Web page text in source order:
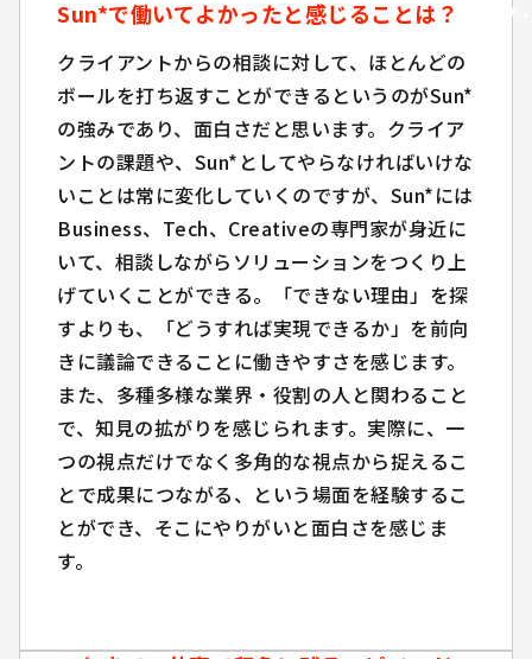
Sun*で働いてよかったと感じることは？
クライアントからの相談に対して、ほとんどの
ボールを打ち返すことができるというのがSun
*の強みであり、面白さだと思います。クライ
アントの課題や、Sun*としてやらなければいけ
ないことは常に変化していくのですが、Sun*
にはBusiness、Tech、Creativeの専門家が身
近にいて、相談しながらソリューションをつく
り上げていくことができる。「できない理由」
を探すよりも、「どうすれば実現できるか」を
前向きに議論できることに働きやすさを感じま
す。
また、多種多様な業界・役割の人と関わること
で、知見の拡がりを感じられます。実際に、一
つの視点だけでなく多角的な視点から捉えるこ
とで成果につながる、という場面を経験するこ
とができ、そこにやりがいと面白さを感じま
Sun*で働いてよかったと感じることは？
クライアントからの相談に対して、ほとんどの
ボールを打ち返すことができるというのがSun*
の強みであり、面白さだと思います。クライア
ントの課題や、Sun*としてやらなければいけな
いことは常に変化していくのですが、Sun*には
Business、Tech、Creativeの専門家が身近に
いて、相談しながらソリューションをつくり上
げていくことができる。「できない理由」を探
すよりも、「どうすれば実現できるか」を前向
きに議論できることに働きやすさを感じます。
また、多種多様な業界・役割の人と関わること
で、知見の拡がりを感じられます。実際に、一
つの視点だけでなく多角的な視点から捉えるこ
とで成果につながる、という場面を経験するこ
とができ、そこにやりがいと面白さを感じま
す。